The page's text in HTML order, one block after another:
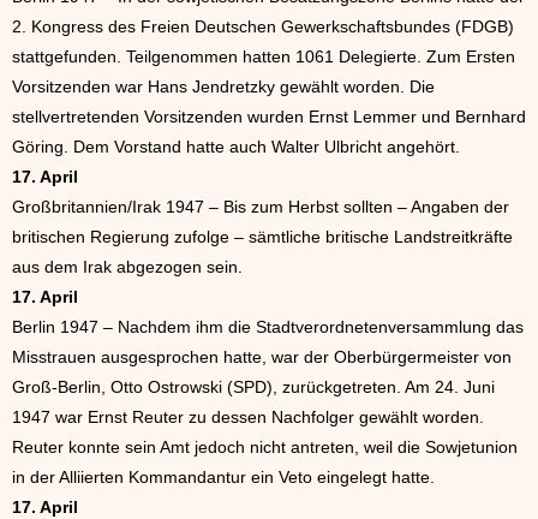
2. Kongress des Freien Deutschen Gewerkschaftsbundes (FDGB)
stattgefunden. Teilgenommen hatten 1061 Delegierte. Zum Ersten
Vorsitzenden war Hans Jendretzky gewählt worden. Die
stellvertretenden Vorsitzenden wurden Ernst Lemmer und Bernhard
Göring. Dem Vorstand hatte auch Walter Ulbricht angehört.
17. April
Großbritannien/Irak 1947 – Bis zum Herbst sollten – Angaben der
britischen Regierung zufolge – sämtliche britische Landstreitkräfte
aus dem Irak abgezogen sein.
17. April
Berlin 1947 – Nachdem ihm die Stadtverordnetenversammlung das
Misstrauen ausgesprochen hatte, war der Oberbürgermeister von
Groß-Berlin, Otto Ostrowski (SPD), zurückgetreten. Am 24. Juni
1947 war Ernst Reuter zu dessen Nachfolger gewählt worden.
Reuter konnte sein Amt jedoch nicht antreten, weil die Sowjetunion
in der Alliierten Kommandantur ein Veto eingelegt hatte.
17. April